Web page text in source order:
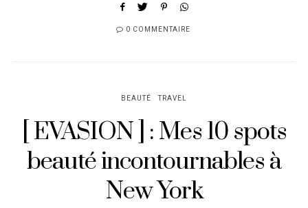
0 COMMENTAIRE
BEAUTÉ TRAVEL
[ EVASION ] : Mes 10 spots
beauté incontournables à
New York